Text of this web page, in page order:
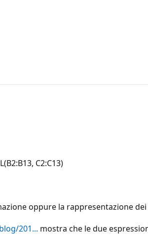
C2:C13)
oppure la rappresentazione
201... mostra che le due